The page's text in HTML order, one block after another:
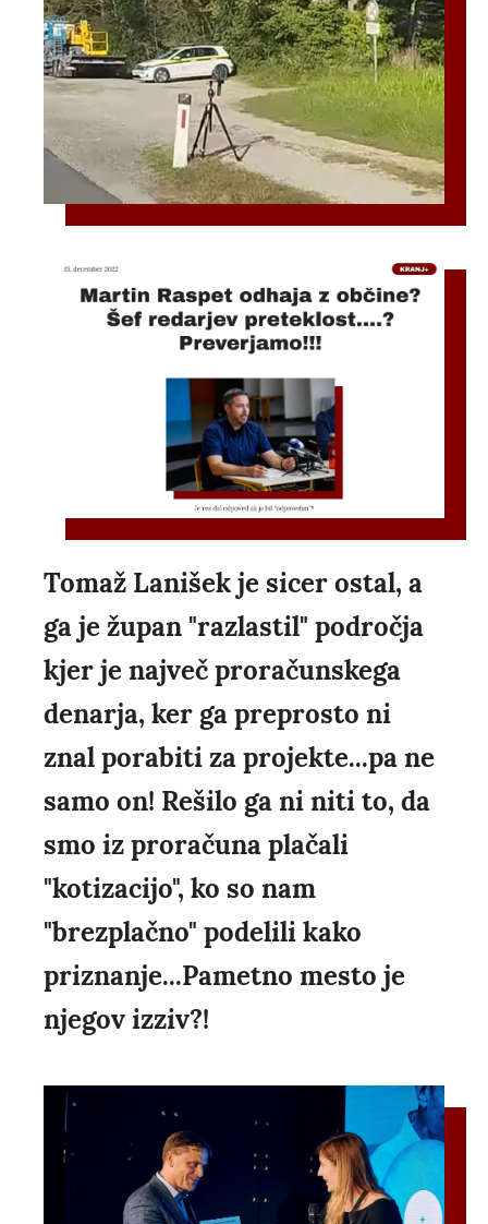
Tomaž Lanišek je sicer ostal, a
ga je župan "razlastil" področja
kjer je največ proračunskega
denarja, ker ga preprosto ni
znal porabiti za projekte...pa ne
samo on! Rešilo ga ni niti to, da
smo iz proračuna plačali
"kotizacijo", ko so nam
"brezplačno" podelili kako
priznanje...Pametno mesto je
njegov izziv?!